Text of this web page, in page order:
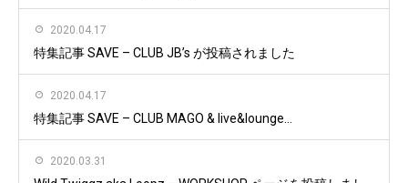
2020.04.17
特集記事 SAVE – CLUB JB’s が投稿されました
2020.04.17
特集記事 SAVE – CLUB MAGO & live&lounge...
2020.03.31